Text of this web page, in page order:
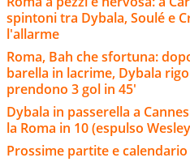
spintoni tra Dybala, Soulé e
l'allarme
Roma, Bah che sfortuna:
barella in lacrime, Dybala
prendono 3 gol in 45'
Dybala in passerella a
la Roma in 10 (espulso
Prossime partite e